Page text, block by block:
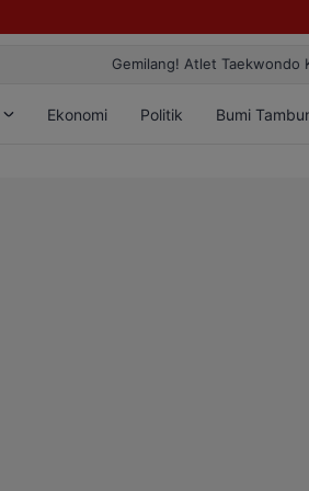
Gemilang! Atlet Taekwondo Kobar Panen
Ekonomi Politik Bumi